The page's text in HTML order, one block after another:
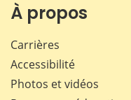
À propos
Carrières
Accessibilité
Photos et vidéos